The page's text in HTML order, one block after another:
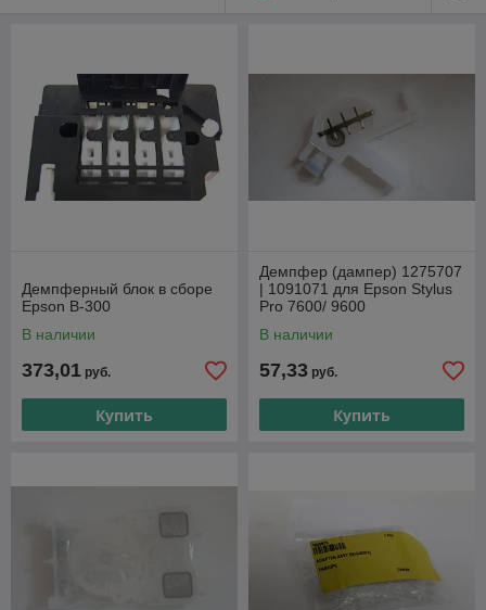
подачи чернил. Это обеспечивает равномерную
подачу чернил и стабильность печати.
Предотвращение завоздушивания– благодаря
специальной конструкции демперы не допускают
попадания пузырьков воздуха в систему, что особенно
важно для качественной печати.
функцией фильтрации и выравнивания давления.
Демперы с мембраной
– более продвинутые
модели, которые обеспечивают дополнительную
Демперы с обратным клапаном– предотвращают
обратный поток чернил, защищая систему от
смешивания цветов и завоздушивания.
Замена демперов требуется при следующих проблемах:
Полосы на отпечатках или бледная печать.
Завоздушивание системы, из-за чего струи чернил
выходят неравномерно.
Протекание чернил или засорение фильтра внутри
Демпферный блок в сборе
Epson B-300
В наличии
373,01 руб.
Купить
Демпфер (дампер) 1275707
| 1091071 для Epson Stylus
Pro 7600/ 9600
В наличии
57,33 руб.
Купить